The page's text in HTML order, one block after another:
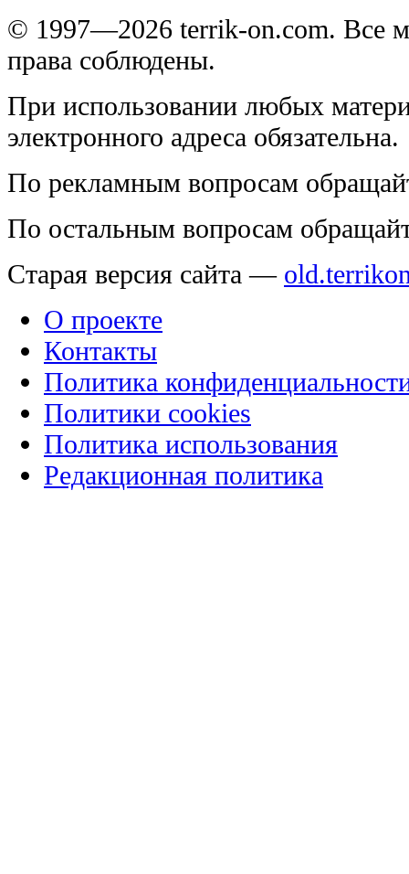
© 1997—2026 terrik-on.com. Все
права соблюдены.
При использовании любых
электронного адреса обязательна.
По рекламным вопросам
По остальным вопросам
Старая версия сайта —
О проекте
Контакты
Политика
Политики cookies
Политика использования
Редакционная политика